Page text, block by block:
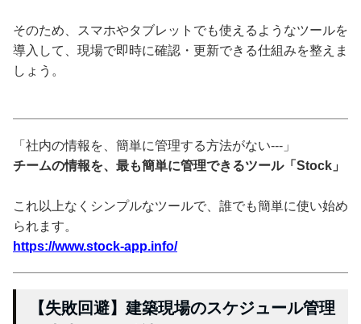
そのため、スマホやタブレットでも使えるようなツールを
導入して、現場で即時に確認・更新できる仕組みを整えま
しょう。
「社内の情報を、簡単に管理する方法がない---」
チームの情報を、最も簡単に管理できるツール「Stock」
これ以上なくシンプルなツールで、誰でも簡単に使い始め
られます。
https://www.stock-app.info/
【失敗回避】建築現場のスケジュール管理